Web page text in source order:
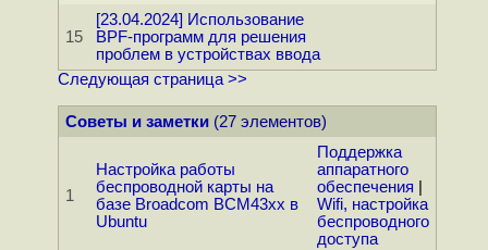
15
[23.04.2024] Использование
BPF-программ для решения
проблем в устройствах ввода
Следующая страница >>
Советы и заметки(27 элементов)
1
Настройка работы
беспроводной карты на
базе Broadcom BCM43xx в
Ubuntu
Поддержка
аппаратного
обеспечения
Wifi, настройка
беспроводного
доступа